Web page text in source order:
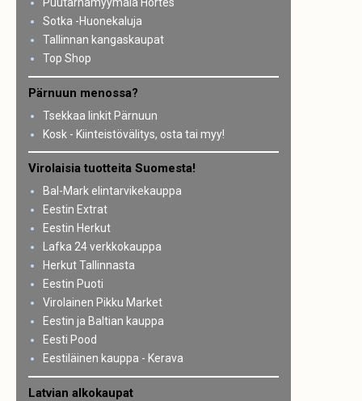
Sotka -Huonekaluja
Tallinnan kangaskaupat
Top Shop
Pärnuun menossa?
Tsekkaa linkit Pärnuun
Kosk - Kiinteistövälitys, osta tai myy!
Virolaisia tuotteita Suomesta!
Bal-Mark elintarvikekauppa
Eestin Extrat
Eestin Herkut
Lafka 24 verkkokauppa
Herkut Tallinnasta
Eestin Puoti
Virolainen Pikku Market
Eestin ja Baltian kauppa
Eesti Pood
Eestiläinen kauppa - Kerava
Latvian alkokaupat